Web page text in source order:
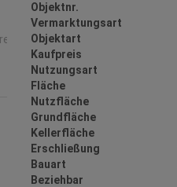
Objektnr.
Vermarktungsart
Objektart
Kaufpreis
Nutzungsart
Fläche
Nutzfläche
Grundfläche
Kellerfläche
Erschließung
Bauart
Beziehbar